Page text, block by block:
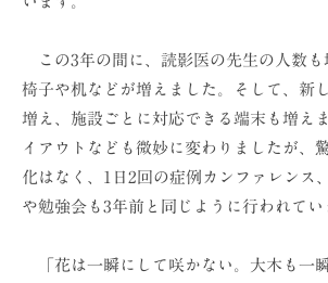
この3年の間に、読影医の先生の人数も
椅子や机などが増えました。そして、新
増え、施設ごとに対応できる端末も増え
イアウトなども微妙に変わりましたが、
化はなく、1日2回の症例カンファレンス
や勉強会も3年前と同じように行われてい
「花は一瞬にして咲かない。大木も一